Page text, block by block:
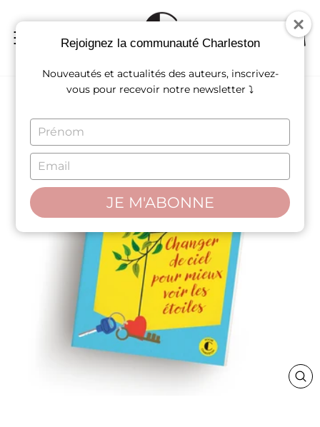
contenu
Rejoignez la communauté Charleston
Nouveautés et actualités des auteurs, inscrivez-
vous pour recevoir notre newsletter ⤵
TYPE
YOUR
NAME
TYPE
YOUR
EMAIL
JE M'ABONNE